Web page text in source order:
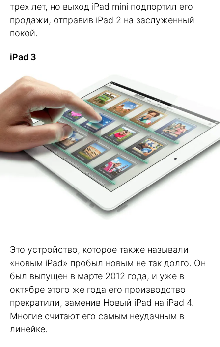
трех лет, но выход iPad mini подпортил его
продажи, отправив iPad 2 на заслуженный
покой.
iPad 3
Это устройство, которое также называли
«новым iPad» пробыл новым не так долго. Он
был выпущен в марте 2012 года, и уже в
октябре этого же года его производство
прекратили, заменив Новый iPad на iPad 4.
Многие считают его самым неудачным в
линейке.